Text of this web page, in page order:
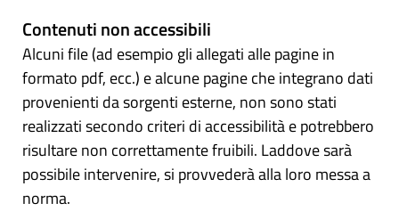
Contenuti non accessibili
Alcuni file (ad esempio gli allegati alle pagine in
formato pdf, ecc.) e alcune pagine che integrano dati
provenienti da sorgenti esterne, non sono stati
realizzati secondo criteri di accessibilità e potrebbero
risultare non correttamente fruibili. Laddove sarà
possibile intervenire, si provvederà alla loro messa a
norma.